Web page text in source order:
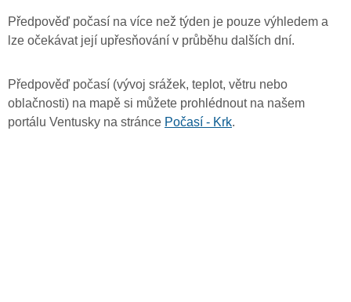
Předpověď počasí na více než týden je pouze výhledem a
lze očekávat její upřesňování v průběhu dalších dní.
Předpověď počasí (vývoj srážek, teplot, větru nebo
oblačnosti) na mapě si můžete prohlédnout na našem
portálu Ventusky na stránce Počasí - Krk.